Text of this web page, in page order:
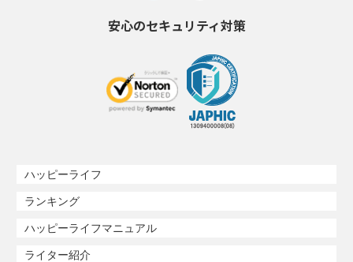
安心のセキュリティ対策
ハッピーライフ
ランキング
ハッピーライフマニュアル
ライター紹介